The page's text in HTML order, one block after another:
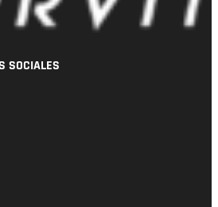
SOCIALES